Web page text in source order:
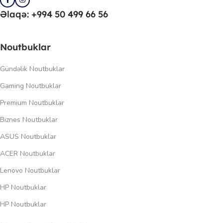
Əlaqə: +994 50 499 66 56
Noutbuklar
Gündəlik Noutbuklar
Gaming Noutbuklar
Premium Noutbuklar
Biznes Noutbuklar
ASUS Noutbuklar
ACER Noutbuklar
Lenovo Noutbuklar
HP Noutbuklar
HP Noutbuklar